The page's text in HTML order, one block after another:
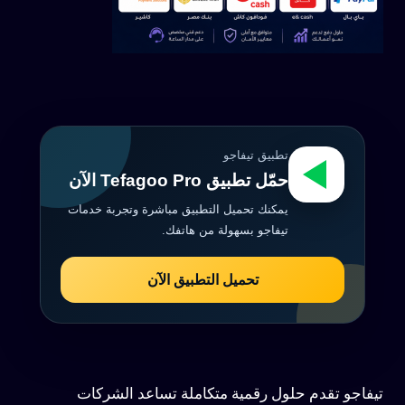
تطبيق تيفاجو
حمّل تطبيق Tefagoo Pro الآن
يمكنك تحميل التطبيق مباشرة وتجربة خدمات
تيفاجو بسهولة من هاتفك.
تحميل التطبيق الآن
تيفاجو تقدم حلول رقمية متكاملة تساعد الشركات